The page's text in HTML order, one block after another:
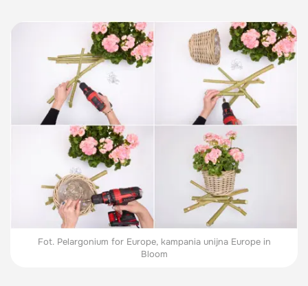
Fot. Pelargonium for Europe, kampania unijna Europe in
Bloom